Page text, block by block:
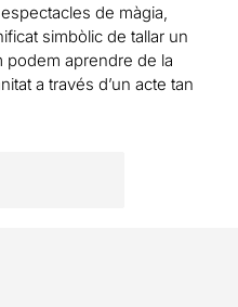
de màgia,
simbòlic de tallar un
podem aprendre de la
a través d’un acte tan